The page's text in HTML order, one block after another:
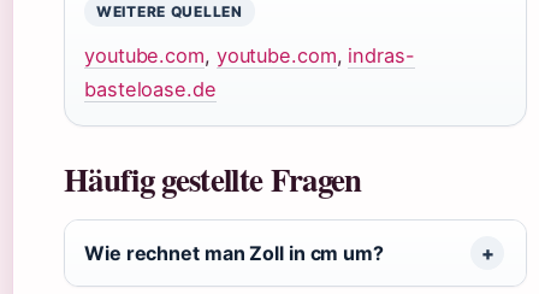
WEITERE QUELLEN
youtube.com, youtube.com, indras-
basteloase.de
Häufig gestellte Fragen
Wie rechnet man Zoll in cm um?